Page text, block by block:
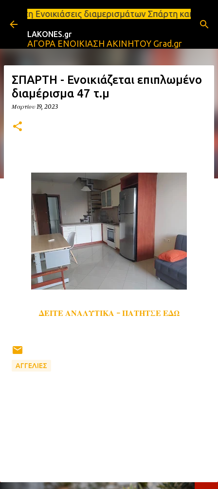
Μετάβαση στο κύριο περιεχόμενο
διαμερισμάτων Σπάρτη και Λακωνία Σπάρτη
LAKONES.gr
ΑΓΟΡΑ ΕΝΟΙΚΙΑΣΗ ΑΚΙΝΗΤΟΥ Grad.gr
ΣΠΑΡΤΗ - Ενοικιάζεται επιπλωμένο
διαμέρισμα 47 τ.μ
Μαρτίου 19, 2023
ΔΕΙΤΕ ΑΝΑΛΥΤΙΚΑ - ΠΑΤΗΤΣΕ ΕΔΩ
ΑΓΓΕΛΙΕΣ
λ